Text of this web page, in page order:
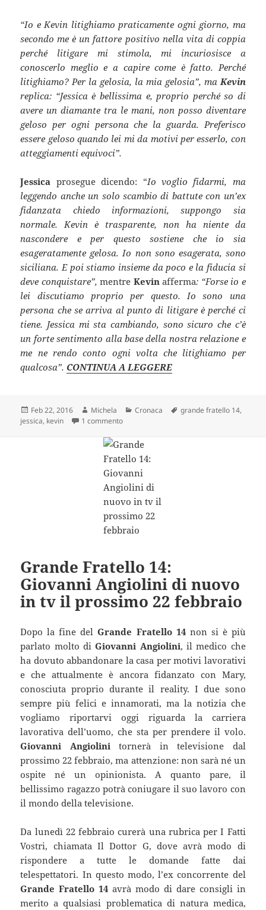
“Io e Kevin litighiamo praticamente ogni giorno, ma
secondo me è un fattore positivo nella vita di coppia
perché litigare mi stimola, mi incuriosisce a
conoscerlo meglio e a capire come è fatto. Perché
litighiamo? Per la gelosia, la mia gelosia”, maKevin
replica: “Jessica è bellissima e, proprio perché so di
avere un diamante tra le mani, non posso diventare
geloso per ogni persona che la guarda. Preferisco
essere geloso quando lei mi da motivi per esserlo, con
atteggiamenti equivoci”.
Jessica prosegue dicendo: “Io voglio fidarmi, ma
leggendo anche un solo scambio di battute con un’ex
fidanzata chiedo informazioni, suppongo sia
normale. Kevin è trasparente, non ha niente da
nascondere e per questo sostiene che io sia
esageratamente gelosa. Io non sono esagerata, sono
siciliana. E poi stiamo insieme da poco e la fiducia si
deve conquistare”,mentre Kevinafferma: “Forse io e
lei discutiamo proprio per questo. Io sono una
persona che se arriva al punto di litigare è perché ci
tiene. Jessica mi sta cambiando, sono sicuro che c’è
un forte sentimento alla base della nostra relazione e
me ne rendo conto ogni volta che litighiamo per
qualcosa”. CONTINUA A LEGGERE
Scritto
il
Feb 22, 2016 Autore
Michela Categorie
Cronaca Tag
grande fratello 14,
jessica, kevin 1 commentosu Grande Fratello 14: prime gelosie per
Grande Fratello 14:
Giovanni Angiolini di nuovo
in tv il prossimo 22 febbraio
Dopo la fine del Grande Fratello 14non si è più
parlato molto diGiovanni Angiolini, il medico che
ha dovuto abbandonare la casa per motivi lavorativi
e che attualmente è ancora fidanzato con Mary,
conosciuta proprio durante il reality. I due sono
sempre più felici e innamorati, ma la notizia che
vogliamo riportarvi oggi riguarda la carriera
lavorativa dell’uomo, che sta per prendere il volo.
Giovanni Angiolinitornerà in televisione dal
prossimo 22 febbraio, ma attenzione: non sarà né un
ospite né un opinionista. A quanto pare, il
bellissimo ragazzo potrà coniugare il suo lavoro con
il mondo della televisione.
Da lunedì 22 febbraio curerà una rubrica per I Fatti
Vostri, chiamata Il Dottor G, dove avrà modo di
rispondere a tutte le domande fatte dai
telespettatori. In questo modo, l’ex concorrente del
Grande Fratello 14 avrà modo di dare consigli in
merito a qualsiasi problematica di natura medica,